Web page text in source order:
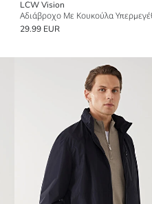
LCW Vision
29.99 EUR